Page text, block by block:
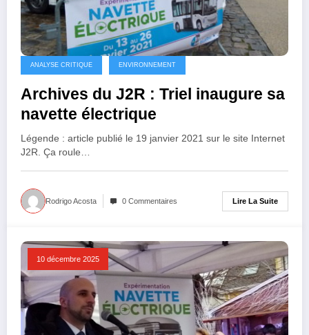
ANALYSE CRITIQUE ENVIRONNEMENT
Archives du J2R : Triel inaugure sa
navette électrique
Légende : article publié le 19 janvier 2021 sur le site Internet
J2R. Ça roule…
Rodrigo Acosta 0 Commentaires Lire La Suite
10 décembre 2025